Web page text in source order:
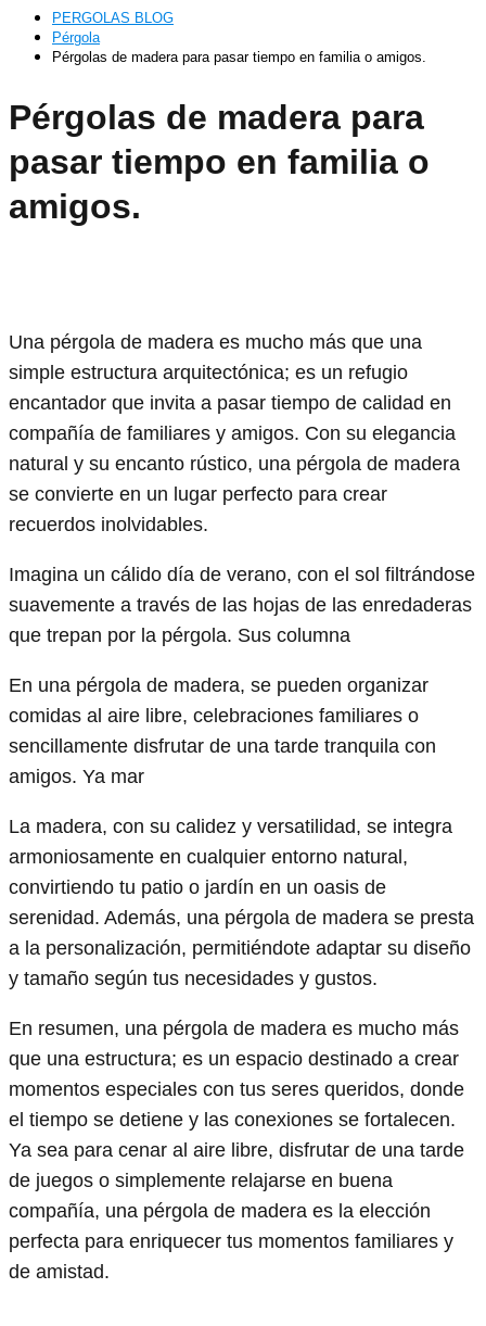
PERGOLAS BLOG
Pérgola
Pérgolas de madera para pasar tiempo en familia o amigos.
Pérgolas de madera para
pasar tiempo en familia o
amigos.
Una pérgola de madera es mucho más que una
simple estructura arquitectónica; es un refugio
encantador que invita a pasar tiempo de calidad en
compañía de familiares y amigos. Con su elegancia
natural y su encanto rústico, una pérgola de madera
se convierte en un lugar perfecto para crear
recuerdos inolvidables.
Imagina un cálido día de verano, con el sol filtrándose
suavemente a través de las hojas de las enredaderas
que trepan por la pérgola. Sus columna
En una pérgola de madera, se pueden organizar
comidas al aire libre, celebraciones familiares o
sencillamente disfrutar de una tarde tranquila con
amigos. Ya mar
La madera, con su calidez y versatilidad, se integra
armoniosamente en cualquier entorno natural,
convirtiendo tu patio o jardín en un oasis de
serenidad. Además, una pérgola de madera se presta
a la personalización, permitiéndote adaptar su diseño
y tamaño según tus necesidades y gustos.
En resumen, una pérgola de madera es mucho más
que una estructura; es un espacio destinado a crear
momentos especiales con tus seres queridos, donde
el tiempo se detiene y las conexiones se fortalecen.
Ya sea para cenar al aire libre, disfrutar de una tarde
de juegos o simplemente relajarse en buena
compañía, una pérgola de madera es la elección
perfecta para enriquecer tus momentos familiares y
de amistad.